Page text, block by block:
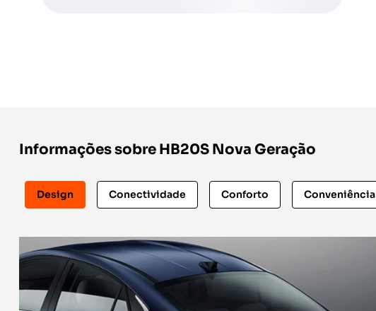
Informações sobre HB20S Nova Geração
Design Conectividade Conforto Conveniência